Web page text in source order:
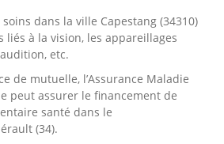
dans la ville Capestang (34310)
liés à la vision, les appareillages
etc.
de mutuelle, l’Assurance Maladie
peut assurer le financement de
santé dans le
(34).